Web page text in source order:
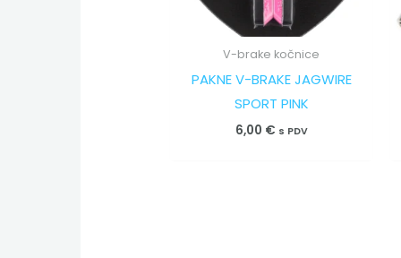
V-brake kočnice
PAKNE V-BRAKE JAGWIRE
SPORT PINK
6,00 € s PDV